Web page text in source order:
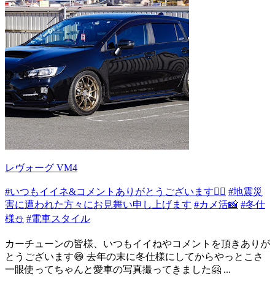
レヴォーグ VM4
#いつもイイネ&コメントありがとうございます🙇‍♂️ #地震災
害に遭われた方々にお見舞い申し上げます #カメ活📸 #冬仕
様⛄️ #電車スタイル
カーチューンの皆様、いつもイイねやコメントを頂きありが
とうございます😄 去年の末に冬仕様にしてからやっとこさ
一眼使ってちゃんと愛車の写真撮ってきました🤗 ...